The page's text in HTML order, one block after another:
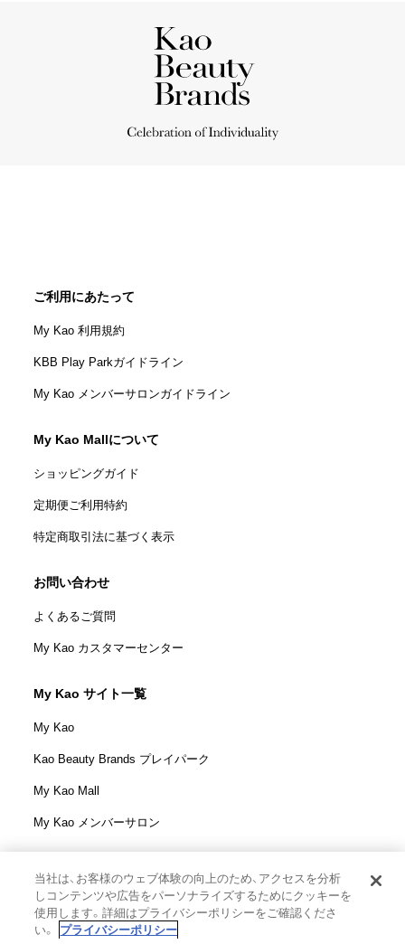
ご利用にあたって
My Kao 利用規約
KBB Play Parkガイドライン
My Kao メンバーサロンガイドライン
My Kao Mallについて
ショッピングガイド
定期便ご利用特約
特定商取引法に基づく表示
お問い合わせ
よくあるご質問
My Kao カスタマーセンター
My Kao サイト一覧
My Kao
Kao Beauty Brands プレイパーク
My Kao Mall
My Kao メンバーサロン
花王株式会社
ウェブサイト利用規定
当社は、お客様のウェブ体験の向上のため、アクセスを分析
しコンテンツや広告をパーソナライズするためにクッキーを
使用します。詳細はプライバシーポリシーをご確認くださ
い。
プライバシーポリシー